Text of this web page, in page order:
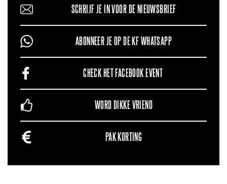
SCHRIJF JE IN VOOR DE NIEUWSBRIEF
ABONNEER JE OP DE KF WHATSAPP
CHECK HET FACEBOOK EVENT
WORD DIKKE VRIEND
PAK KORTING